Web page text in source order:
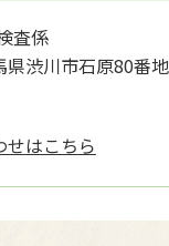
査係
県渋川市石原80番地
せはこちら